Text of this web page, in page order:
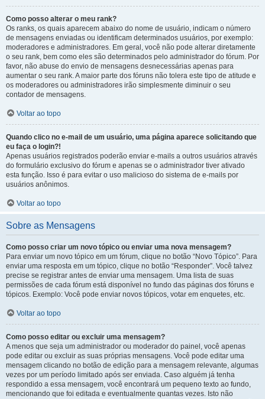
Como posso alterar o meu rank?
Os ranks, os quais aparecem abaixo do nome de usuário, indicam o número
de mensagens enviadas ou identificam determinados usuários, por exemplo:
moderadores e administradores. Em geral, você não pode alterar diretamente
o seu rank, bem como eles são determinados pelo administrador do fórum. Por
favor, não abuse do envio de mensagens desnecessárias apenas para
aumentar o seu rank. A maior parte dos fóruns não tolera este tipo de atitude e
os moderadores ou administradores irão simplesmente diminuir o seu
contador de mensagens.
Voltar ao topo
Quando clico no e-mail de um usuário, uma página aparece solicitando que
eu faça o login?!
Apenas usuários registrados poderão enviar e-mails a outros usuários através
do formulário exclusivo do fórum e apenas se o administrador tiver ativado
esta função. Isso é para evitar o uso malicioso do sistema de e-mails por
usuários anônimos.
Voltar ao topo
Sobre as Mensagens
Como posso criar um novo tópico ou enviar uma nova mensagem?
Para enviar um novo tópico em um fórum, clique no botão “Novo Tópico”. Para
enviar uma resposta em um tópico, clique no botão “Responder”. Você talvez
precise se registrar antes de enviar uma mensagem. Uma lista de suas
permissões de cada fórum está disponível no fundo das páginas dos fóruns e
tópicos. Exemplo: Você pode enviar novos tópicos, votar em enquetes, etc.
Voltar ao topo
Como posso editar ou excluir uma mensagem?
A menos que seja um administrador ou moderador do painel, você apenas
pode editar ou excluir as suas próprias mensagens. Você pode editar uma
mensagem clicando no botão de edição para a mensagem relevante, algumas
vezes por um período limitado após ser enviada. Caso alguém já tenha
respondido a essa mensagem, você encontrará um pequeno texto ao fundo,
mencionando que foi editada e eventualmente quantas vezes. Isto não